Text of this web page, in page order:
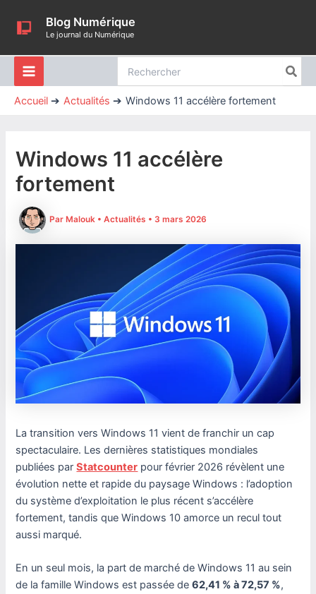
Blog Numérique
Le journal du Numérique
Accueil Actualités Windows 11 accélère fortement
Windows 11 accélère
fortement
Par Malouk •Actualités • 3 mars 2026
La transition vers Windows 11 vient de franchir un cap
spectaculaire. Les dernières statistiques mondiales
publiées parStatcounter pour février 2026 révèlent une
évolution nette et rapide du paysage Windows : l’adoption
du système d’exploitation le plus récent s’accélère
fortement, tandis que Windows 10 amorce un recul tout
aussi marqué.
En un seul mois, la part de marché de Windows 11 au sein
de la famille Windows est passée de62,41 % à 72,57 %,